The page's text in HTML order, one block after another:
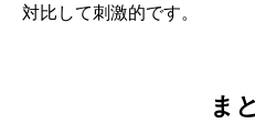
対比して刺激的です。
ま